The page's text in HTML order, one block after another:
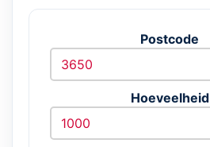
Postcode
Hoeveelheid